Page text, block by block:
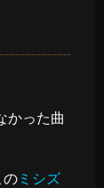
かった曲
の ミシズ